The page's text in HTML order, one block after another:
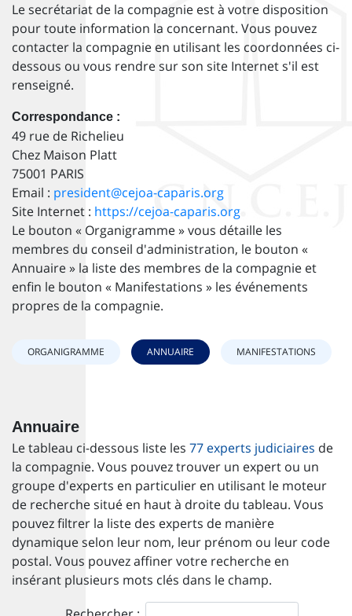
Le secrétariat de la compagnie est à votre disposition
pour toute information la concernant. Vous pouvez
contacter la compagnie en utilisant les coordonnées ci-
dessous ou vous rendre sur son site Internet s'il est
renseigné.
Correspondance :
49 rue de Richelieu
Chez Maison Platt
75001 PARIS
Email : president@cejoa-caparis.org
Site Internet : https://cejoa-caparis.org
Le bouton « Organigramme » vous détaille les
membres du conseil d'administration, le bouton «
Annuaire » la liste des membres de la compagnie et
enfin le bouton « Manifestations » les événements
propres de la compagnie.
ORGANIGRAMME ANNUAIRE MANIFESTATIONS
Annuaire
Le tableau ci-dessous liste les 77 experts judiciaires de
la compagnie. Vous pouvez trouver un expert ou un
groupe d'experts en particulier en utilisant le moteur
de recherche situé en haut à droite du tableau. Vous
pouvez filtrer la liste des experts de manière
dynamique selon leur nom, leur prénom ou leur code
postal. Vous pouvez affiner votre recherche en
insérant plusieurs mots clés dans le champ.